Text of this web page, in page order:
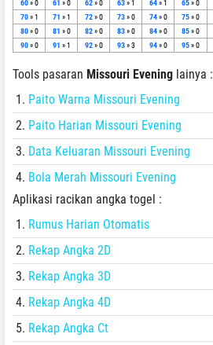
60» 0 61 » 0 62» 0 63» 1 64» 1 65» 0
70» 1 71 » 1 72» 0 73» 0 74» 0 75» 0
80» 0 81 » 0 82» 0 83» 0 84» 0 85» 0
90» 0 91 » 1 92» 0 93» 3 94» 0 95» 0
Tools pasaran Missouri Evening lainya :
Paito Warna Missouri Evening
Paito Harian Missouri Evening
Data Keluaran Missouri Evening
Bola Merah Missouri Evening
Aplikasi racikan angka togel :
Rumus Harian Otomatis
Rekap Angka 2D
Rekap Angka 3D
Rekap Angka 4D
Rekap Angka Ct